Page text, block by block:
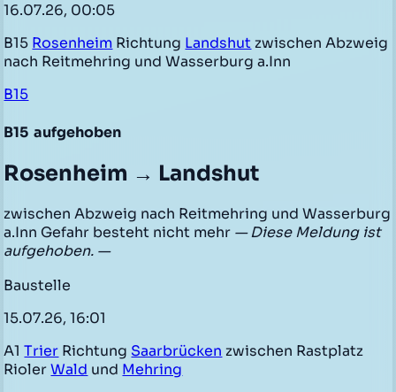
16.07.26, 00:05
B15 Rosenheim Richtung Landshut zwischen Abzweig
nach Reitmehring und Wasserburg a.Inn
B15
B15 aufgehoben
Rosenheim → Landshut
zwischen Abzweig nach Reitmehring und Wasserburg
a.Inn Gefahr besteht nicht mehr — Diese Meldung ist
aufgehoben. —
Baustelle
15.07.26, 16:01
A1Trier Richtung Saarbrücken zwischen Rastplatz
RiolerWald und Mehring